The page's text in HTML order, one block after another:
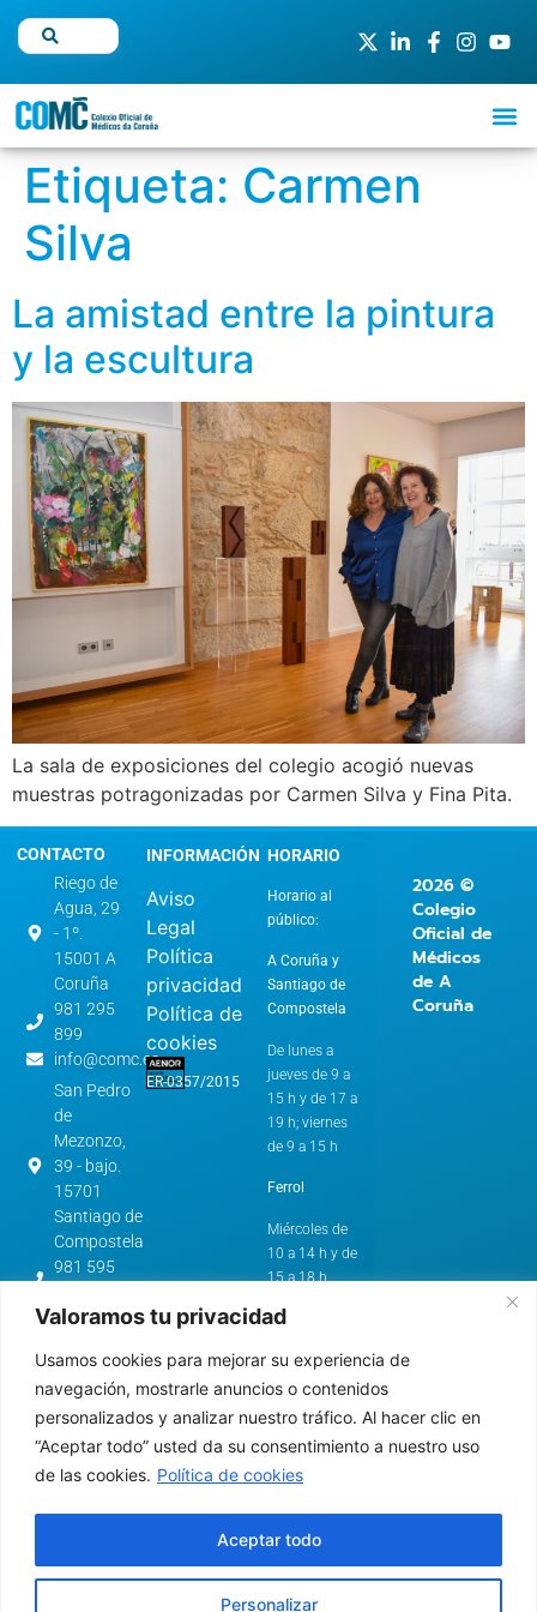
Valoramos tu privacidad
Usamos cookies para mejorar su experiencia de
navegación, mostrarle anuncios o contenidos
personalizados y analizar nuestro tráfico. Al hacer clic en
“Aceptar todo” usted da su consentimiento a nuestro uso
de las cookies. Política de cookies
Personalizar
Aceptar todo
Etiqueta: Carmen
Silva
La amistad entre la pintura
y la escultura
La sala de exposiciones del colegio acogió nuevas
muestras potragonizadas por Carmen Silva y Fina Pita.
CONTACTO
Riego de
Agua, 29
- 1º.
15001 A
Coruña
981 295
899
info@comc.es
San Pedro
de
Mezonzo,
39 - bajo.
15701
Santiago de
Compostela
981 595
cstg@comc.es
de
Esteiro,
61.
15403 -
Ferrol
INFORMACIÓN
Aviso
Legal
Política
privacidad
Política de
cookies
ER-0357/2015
HORARIO
Horario al
público:
A Coruña y
Santiago de
Compostela
De lunes a
jueves de 9 a
15 h y de 17 a
19 h; viernes
de 9 a 15 h
Ferrol
Miércoles de
10 a 14 h y de
15 a 18 h
Horario de
A Coruña y
Santiago de
De lunes a
Miércoles de
2026 ©
Colegio
Oficial de
Médicos
de A
Coruña